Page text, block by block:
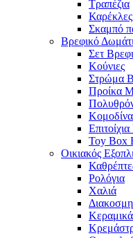
Τραπέζια
Καρέκλες
Σκαμπό
Βρεφικό
Σετ
Κούνιες
Στρώμα
Προίκα
Κομοδίνα
Toy Box
Οικιακός
Ρολόγια
Χαλιά
Κεραμικά